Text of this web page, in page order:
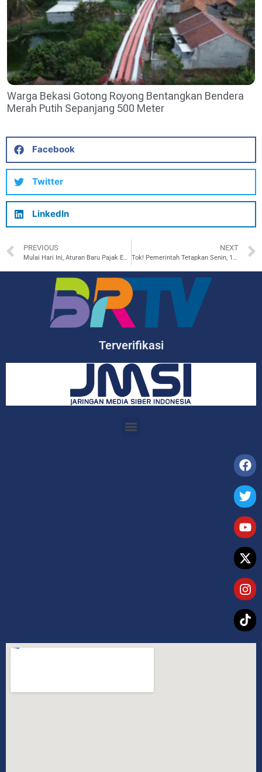
Warga Bekasi Gotong Royong Bentangkan Bendera
Merah Putih Sepanjang 500 Meter
Facebook
Twitter
LinkedIn
PREVIOUS
Mulai Hari Ini, Aturan Baru Pajak Emas Perhiasan dan Batangan Berlaku
NEXT
Tok! Pemerintah Tetapkan Senin, 18 Agustus 2025 sebagai Hari Libur Nasional
Terverifikasi